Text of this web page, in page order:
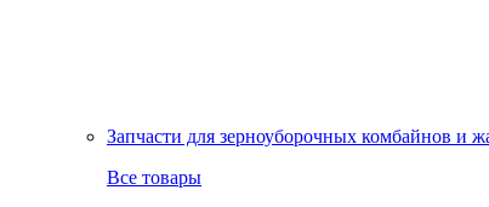
Запчасти для зерноуборочных комбайнов и
Все товары